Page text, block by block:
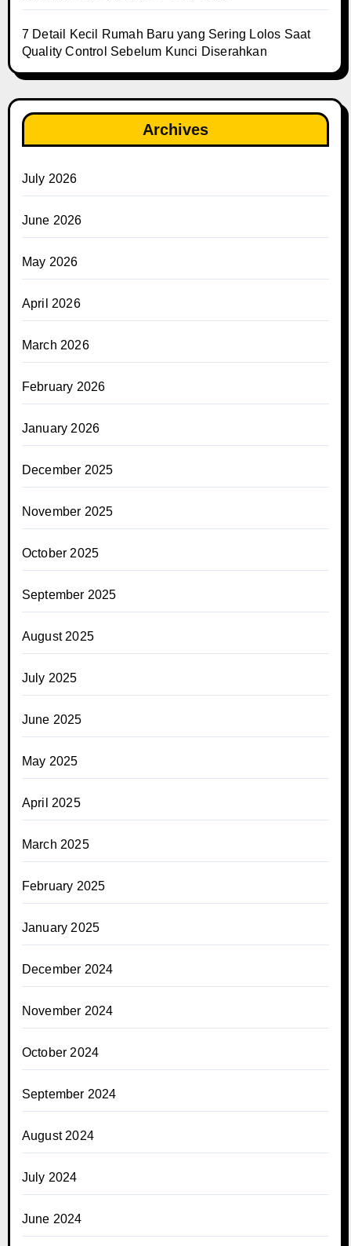
7 Detail Kecil Rumah Baru yang Sering Lolos Saat
Quality Control Sebelum Kunci Diserahkan
Archives
July 2026
June 2026
May 2026
April 2026
March 2026
February 2026
January 2026
December 2025
November 2025
October 2025
September 2025
August 2025
July 2025
June 2025
May 2025
April 2025
March 2025
February 2025
January 2025
December 2024
November 2024
October 2024
September 2024
August 2024
July 2024
June 2024